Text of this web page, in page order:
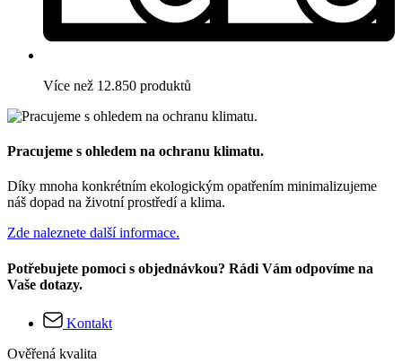
Více než 12.850 produktů
Pracujeme s ohledem na ochranu klimatu.
Díky mnoha konkrétním ekologickým opatřením minimalizujeme
náš dopad na životní prostředí a klima.
Zde naleznete další informace.
Potřebujete pomoci s objednávkou? Rádi Vám odpovíme na
Vaše dotazy.
Kontakt
Ověřená kvalita